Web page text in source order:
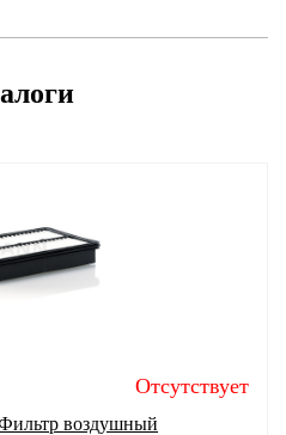
Отсутствует
воздушный